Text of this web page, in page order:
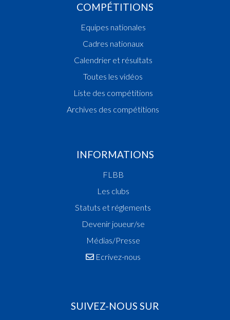
COMPÉTITIONS
Equipes nationales
Cadres nationaux
Calendrier et résultats
Toutes les vidéos
Liste des compétitions
Archives des compétitions
INFORMATIONS
FLBB
Les clubs
Statuts et réglements
Devenir joueur/se
Médias/Presse
Ecrivez-nous
SUIVEZ-NOUS SUR